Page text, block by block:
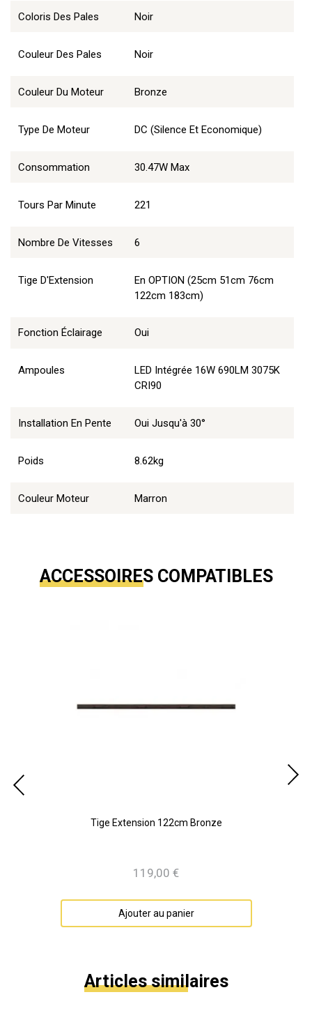
Coloris Des Pales Noir
Couleur Des Pales Noir
Couleur Du Moteur Bronze
Type De Moteur DC (Silence Et Economique)
Consommation 30.47W Max
Tours Par Minute 221
Nombre De Vitesses 6
Tige D'Extension
En OPTION (25cm 51cm 76cm
122cm 183cm)
Fonction Éclairage Oui
Ampoules
LED Intégrée 16W 690LM 3075K
CRI90
Installation En Pente Oui Jusqu'à 30°
Poids 8.62kg
Couleur Moteur Marron
ACCESSOIRES COMPATIBLES
Tige Extension 122cm Bronze
Prix
119,00 €
Ajouter au panier
Articles similaires